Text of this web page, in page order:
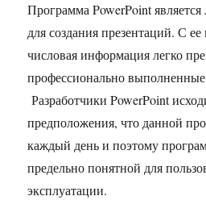
Программа PowerPoint
для создания презентаций. С
числовая информация легко
профессионально
Разработчики PowerPoint
предположения, что данной
каждый день и поэтому
предельно понятной для
эксплуатации.